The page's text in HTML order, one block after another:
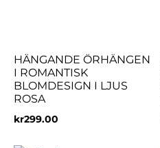
HÄNGANDE ÖRHÄNGEN
I ROMANTISK
BLOMDESIGN I LJUS
ROSA
kr299.00